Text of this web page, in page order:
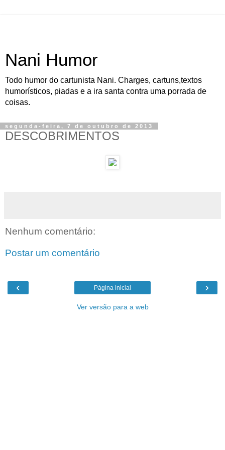
Nani Humor
Todo humor do cartunista Nani. Charges, cartuns,textos
humorísticos, piadas e a ira santa contra uma porrada de
coisas.
segunda-feira, 7 de outubro de 2013
DESCOBRIMENTOS
Nenhum comentário:
Postar um comentário
‹ ›
Página inicial
Ver versão para a web